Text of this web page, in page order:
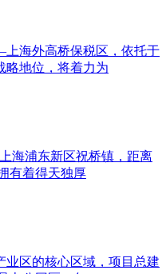
海外高桥保税区，依托于
略地位，将着力为
海浦东新区祝桥镇，距离
有着得天独厚
业区的核心区域，项目总建